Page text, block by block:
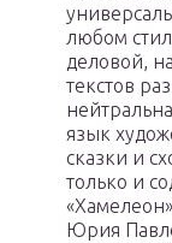
любом
деловой,
текстов
язык
сказки и
только и
Юрия